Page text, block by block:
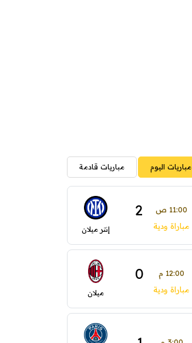
مباريات اليوم مباريات قادمة
11:00 ص 2
مباراة ودية إنتر ميلان
12:00 م 0
مباراة ودية ميلان